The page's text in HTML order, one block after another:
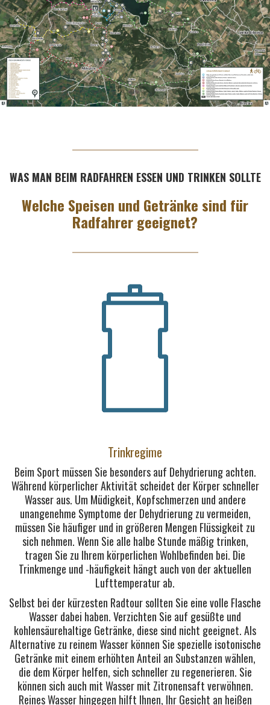
WAS MAN BEIM RADFAHREN ESSEN UND TRINKEN SOLLTE
Welche Speisen und Getränke sind für
Radfahrer geeignet?
Trinkregime
Beim Sport müssen Sie besonders auf Dehydrierung achten.
Während körperlicher Aktivität scheidet der Körper schneller
Wasser aus. Um Müdigkeit, Kopfschmerzen und andere
unangenehme Symptome der Dehydrierung zu vermeiden,
müssen Sie häufiger und in größeren Mengen Flüssigkeit zu
sich nehmen. Wenn Sie alle halbe Stunde mäßig trinken,
tragen Sie zu Ihrem körperlichen Wohlbefinden bei. Die
Trinkmenge und -häufigkeit hängt auch von der aktuellen
Lufttemperatur ab.
Selbst bei der kürzesten Radtour sollten Sie eine volle Flasche
Wasser dabei haben. Verzichten Sie auf gesüßte und
kohlensäurehaltige Getränke, diese sind nicht geeignet. Als
Alternative zu reinem Wasser können Sie spezielle isotonische
Getränke mit einem erhöhten Anteil an Substanzen wählen,
die dem Körper helfen, sich schneller zu regenerieren. Sie
können sich auch mit Wasser mit Zitronensaft verwöhnen.
Reines Wasser hingegen hilft Ihnen, Ihr Gesicht an heißen